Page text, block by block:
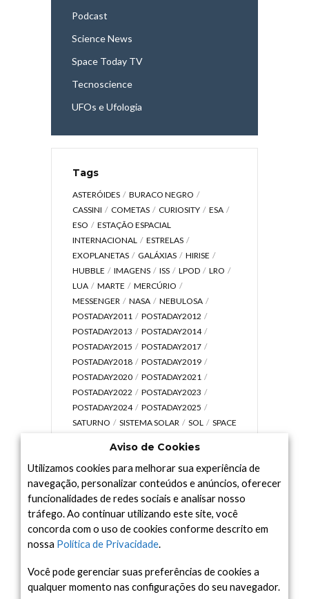
Podcast
Science News
Space Today TV
Tecnoscience
UFOs e Ufologia
Tags
ASTERÓIDES
BURACO NEGRO
CASSINI
COMETAS CURIOSITY
ESA
ESO
ESTAÇÃO ESPACIAL
INTERNACIONAL
ESTRELAS
EXOPLANETAS
GALÁXIAS
HIRISE
HUBBLE
IMAGENS ISS LPOD
LRO
LUA
MARTE
MERCÚRIO
MESSENGER
NASA
NEBULOSA
POSTADAY2011
POSTADAY2012
POSTADAY2013
POSTADAY2014
POSTADAY2015
POSTADAY2017
POSTADAY2018
POSTADAY2019
POSTADAY2020
POSTADAY2021
POSTADAY2022
POSTADAY2023
POSTADAY2024
POSTADAY2025
SATURNO
SISTEMA SOLAR SOL
SPACE
UNIVERSO
VÍDEO
Arquivo
Arquivo
Aviso de Cookies
Utilizamos cookies para melhorar sua experiência de
navegação, personalizar conteúdos e anúncios, oferecer
funcionalidades de redes sociais e analisar nosso
tráfego. Ao continuar utilizando este site, você
concorda com o uso de cookies conforme descrito em
nossa Política de Privacidade.
Você pode gerenciar suas preferências de cookies a
qualquer momento nas configurações do seu navegador.